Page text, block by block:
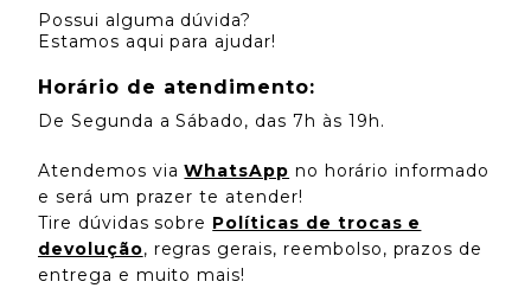
Possui alguma dúvida?
Estamos aqui para ajudar!
Horário de atendimento:
De Segunda a Sábado, das 7h às 19h.
Atendemos via WhatsApp no horário informado
e será um prazer te atender!
Tire dúvidas sobre Políticas de trocas e
devolução, regras gerais, reembolso, prazos de
entrega e muito mais!